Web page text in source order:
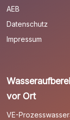
AEB
Datenschutz
Impressum
vor Ort
VE-